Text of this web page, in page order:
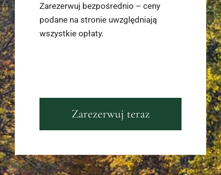
Zarezerwuj bezpośrednio – ceny
podane na stronie uwzględniają
wszystkie opłaty.
Zarezerwuj teraz